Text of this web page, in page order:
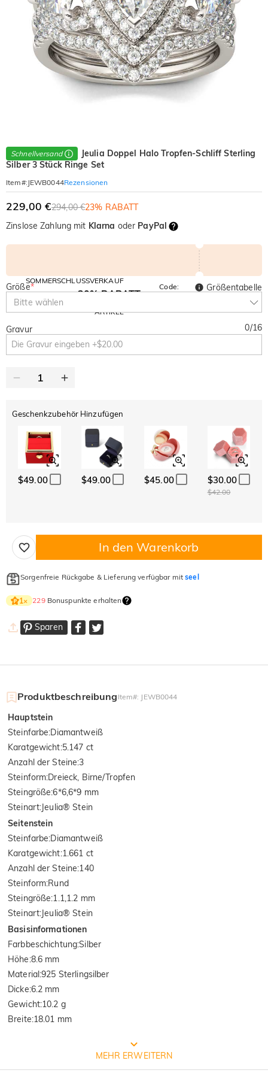
Schnellversand
Jeulia Doppel Halo Tropfen-Schliff Sterling
Silber 3 Stück Ringe Set
Item#: JEWB0044Rezensionen
229,00 €294,00 €23% RABATT
Zinslose Zahlung mit Klarna oder PayPal
SOMMERSCHLUSSVERKAUF
10% RABATT
AUF ALLES
30% RABATT
ARTIKEL
Code:
SUMMER
Größe*
Bitte wählen
Größentabelle
Gravur 0/16
Geschenkzubehör Hinzufügen
$49.00 $49.00 $45.00 $30.00
$42.00
In den Warenkorb
Sorgenfreie Rückgabe & Lieferung verfügbar mitseel
1× 229Bonuspunkte erhalten
Sparen
Produktbeschreibung Item#: JEWB0044
Hauptstein
Steinfarbe:Diamantweiß
Karatgewicht:5.147 ct
Anzahl der Steine:3
Steinform:Dreieck, Birne/Tropfen
Steingröße:6*6,6*9 mm
Steinart:Jeulia® Stein
Seitenstein
Steinfarbe:Diamantweiß
Karatgewicht:1.661 ct
Anzahl der Steine:140
Steinform:Rund
Steingröße:1.1,1.2 mm
Steinart:Jeulia® Stein
Basisinformationen
Farbbeschichtung:Silber
Höhe:8.6 mm
Material:925 Sterlingsilber
Dicke:6.2 mm
Gewicht:10.2 g
Breite:18.01 mm
Prozess der Schmuckherstellung
MEHR ERWEITERN